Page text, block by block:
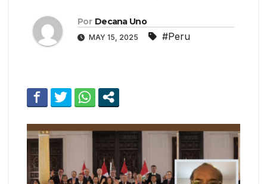
Por Decana Uno
MAY 15, 2025 #Peru